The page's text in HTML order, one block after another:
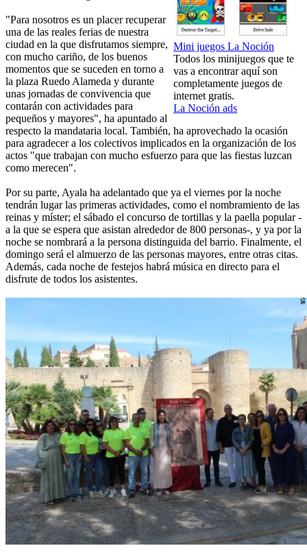
Mini juegos La Noción
Todos los minijuegos que te
vas a encontrar aquí son
completamente juegos de
internet gratis.
La Noción ads
"Para nosotros es un placer recuperar
una de las reales ferias de nuestra
ciudad en la que disfrutamos siempre,
con mucho cariño, de los buenos
momentos que se suceden en torno a
la plaza Ruedo Alameda y durante
unas jornadas de convivencia que
contarán con actividades para
pequeños y mayores", ha apuntado al
respecto la mandataria local. También, ha aprovechado la ocasión
para agradecer a los colectivos implicados en la organización de los
actos "que trabajan con mucho esfuerzo para que las fiestas luzcan
como merecen".
Por su parte, Ayala ha adelantado que ya el viernes por la noche
tendrán lugar las primeras actividades, como el nombramiento de las
reinas y míster; el sábado el concurso de tortillas y la paella popular -
a la que se espera que asistan alrededor de 800 personas-, y ya por la
noche se nombrará a la persona distinguida del barrio. Finalmente, el
domingo será el almuerzo de las personas mayores, entre otras citas.
Además, cada noche de festejos habrá música en directo para el
disfrute de todos los asistentes.